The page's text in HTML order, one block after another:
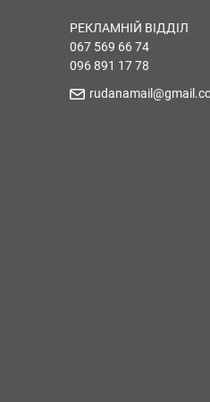
РЕКЛАМНІЙ ВІДДІЛ
067 569 66 74
096 891 17 78